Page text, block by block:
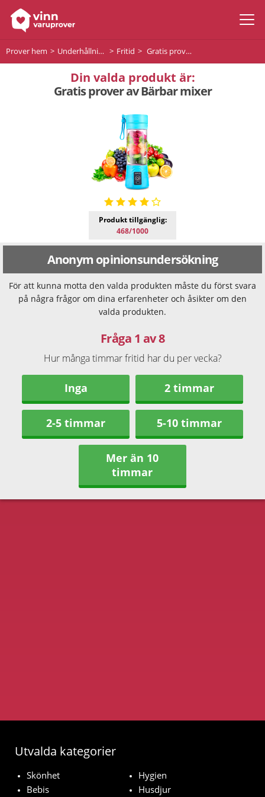
Prover hem Underhållning Fritid Gratis prover av Bärbar mixer
Din valda produkt är:
Gratis prover av Bärbar mixer
Produkt tillgänglig:
468/1000
Anonym opinionsundersökning
För att kunna motta den valda produkten måste du först svara
på några frågor om dina erfarenheter och åsikter om den
valda produkten.
Fråga 1 av 8
Hur många timmar fritid har du per vecka?
Inga 2 timmar
2-5 timmar 5-10 timmar
Mer än 10
timmar
Utvalda kategorier
Skönhet
Hygien
Bebis
Husdjur